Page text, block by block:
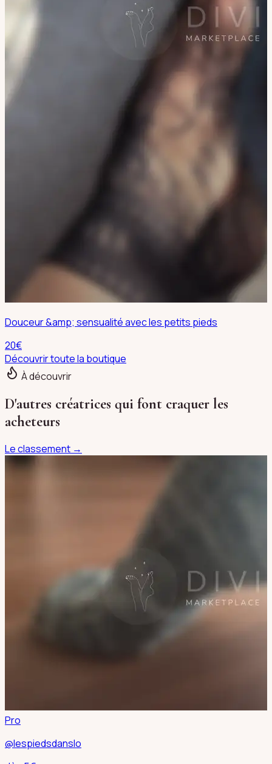
Douceur &amp; sensualité avec les petits pieds
20€
Découvrir toute la boutique
À découvrir
D'autres créatrices qui font craquer les
acheteurs
Le classement →
Pro
@lespiedsdanslo